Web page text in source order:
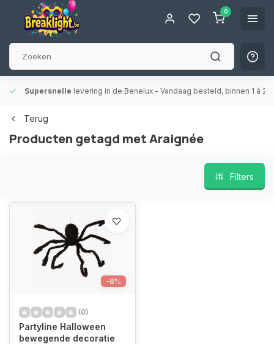
0
Supersnelle levering in de Benelux - Vandaag besteld, binnen 1 à 2
Terug
Producten getagd met Araignée
Filters
-8%
(0)
Partyline Halloween
bewegende decoratie